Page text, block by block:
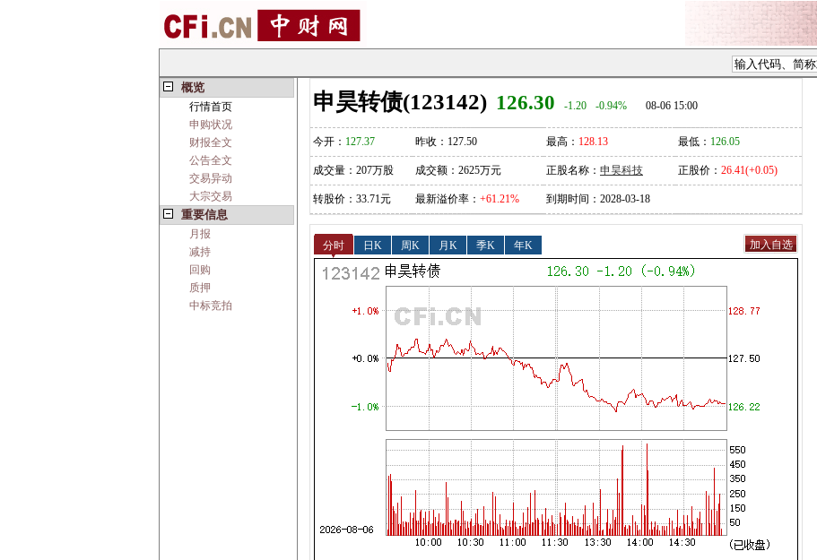
概览
行情首页
申购状况
财报全文
公告全文
交易异动
大宗交易
重要信息
月报
减持
回购
质押
中标竞拍
申昊转债(123142) 126.30 -1.20 -0.94% 08-06 15:00
今开： 127.37 昨收：127.50 最高： 128.13 最低： 126.05
成交量：207万股 成交额：2625万元 正股名称： 申昊科技 正股价： 26.41(+0.05)
转股价：33.71元 最新溢价率： +61.21% 到期时间：2028-03-18
分时 日K 周K 月K 季K 年K